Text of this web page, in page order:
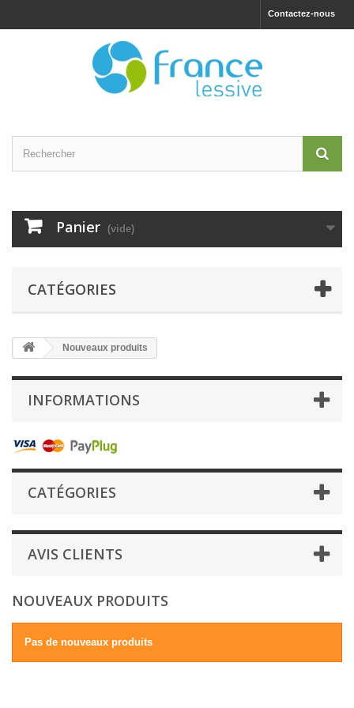
Contactez-nous
Panier (vide)
CATÉGORIES
Nouveaux produits
INFORMATIONS
CATÉGORIES
AVIS CLIENTS
NOUVEAUX PRODUITS
Pas de nouveaux produits